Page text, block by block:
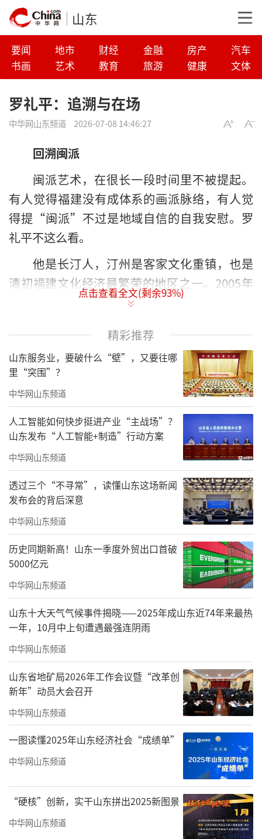
山东
要闻 地市 财经 金融 房产
汽车
书画
艺术 教育 旅游 健康 文体
罗礼平：追溯与在场
中华网山东频道 2026-07-08 14:46:27
回溯闽派
闽派艺术，在很长一段时间里不被提起。
有人觉得福建没有成体系的画派脉络，有人觉
得提“闽派”不过是地域自信的自我安慰。罗
礼平不这么看。
他是长汀人，汀州是客家文化重镇，也是
清初福建文化经济最繁荣的地区之一。2005年
在北京大学读研期间，他选择了清初汀州画家
年表，把这位被低估的人物重新放回美术史视
野。从上官周延展到闽西汀州画家群——华嵒、
黄慎等一批在全国画坛占有一席之地的福建画
家，再扩展到整个福建，从宋代到近现代，他
把闽派艺术的文脉梳理出来——有传统、有代表
性人物、有清晰的传承流变，更有与当代对话
的潜能。他主持了福建省社科项目《闽西文化
地理变迁与清代汀州画家研究》，又承担重点
课题《闽派绘画艺术发展史研究》。研究不止
于案头，他将其转化为讲座，在福建省图书馆
与公众分享，并受邀为艺术创作者做专题交
流。他说：“梳理美术史，是为了给美术创作
服务的。”学术反哺创作，学问才不会悬浮。
点击查看全文(剩余93%)
精彩推荐
山东服务业，要破什么“壁”，又要往哪
里“突围”？
中华网山东频道
人工智能如何快步挺进产业“主战场”？
山东发布“人工智能+制造”行动方案
中华网山东频道
透过三个“不寻常”，读懂山东这场新闻
发布会的背后深意
中华网山东频道
历史同期新高！山东一季度外贸出口首破
5000亿元
中华网山东频道
山东十大天气气候事件揭晓——2025年成山东近74年来最热
一年，10月中上旬遭遇最强连阴雨
中华网山东频道
山东省地矿局2026年工作会议暨“改革创
新年”动员大会召开
中华网山东频道
一图读懂2025年山东经济社会“成绩单”
中华网山东频道
“硬核”创新，实干山东拼出2025新图景
中华网山东频道